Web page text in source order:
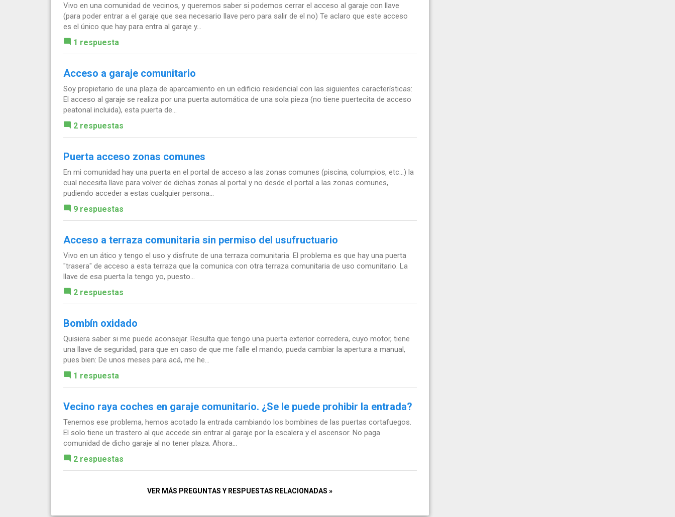
Vivo en una comunidad de vecinos, y queremos saber si podemos cerrar el acceso al garaje con llave
(para poder entrar a el garaje que sea necesario llave pero para salir de el no) Te aclaro que este acceso
es el único que hay para entra al garaje y...
1 respuesta
Acceso a garaje comunitario
Soy propietario de una plaza de aparcamiento en un edificio residencial con las siguientes características:
El acceso al garaje se realiza por una puerta automática de una sola pieza (no tiene puertecita de acceso
peatonal incluida), esta puerta de...
2 respuestas
Puerta acceso zonas comunes
En mi comunidad hay una puerta en el portal de acceso a las zonas comunes (piscina, columpios, etc...) la
cual necesita llave para volver de dichas zonas al portal y no desde el portal a las zonas comunes,
pudiendo acceder a estas cualquier persona...
9 respuestas
Acceso a terraza comunitaria sin permiso del usufructuario
Vivo en un ático y tengo el uso y disfrute de una terraza comunitaria. El problema es que hay una puerta
"trasera" de acceso a esta terraza que la comunica con otra terraza comunitaria de uso comunitario. La
llave de esa puerta la tengo yo, puesto...
2 respuestas
Bombín oxidado
Quisiera saber si me puede aconsejar. Resulta que tengo una puerta exterior corredera, cuyo motor, tiene
una llave de seguridad, para que en caso de que me falle el mando, pueda cambiar la apertura a manual,
pues bien: De unos meses para acá, me he...
1 respuesta
Vecino raya coches en garaje comunitario. ¿Se le puede prohibir la entrada?
Tenemos ese problema, hemos acotado la entrada cambiando los bombines de las puertas cortafuegos.
El solo tiene un trastero al que accede sin entrar al garaje por la escalera y el ascensor. No paga
comunidad de dicho garaje al no tener plaza. Ahora...
2 respuestas
VER MÁS PREGUNTAS Y RESPUESTAS RELACIONADAS »